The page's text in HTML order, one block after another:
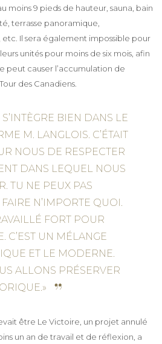
moins 9 pieds de hauteur, sauna, bain
terrasse panoramique,
Il sera également impossible pour
unités pour moins de six mois, afin
peut causer l’accumulation de
des Canadiens.
BIEN DANS LE
M. LANGLOIS. C’ÉTAIT
NOUS DE RESPECTER
DANS LEQUEL NOUS
TU NE PEUX PAS
N’IMPORTE QUOI.
FORT POUR
C’EST UN MÉLANGE
ET LE MODERNE.
ALLONS PRÉSERVER
être Le Victoire, un projet annulé
un an de travail et de réflexion, a